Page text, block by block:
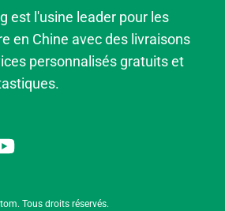
est l'usine leader pour les
en Chine avec des livraisons
personnalisés gratuits et
Tous droits réservés.